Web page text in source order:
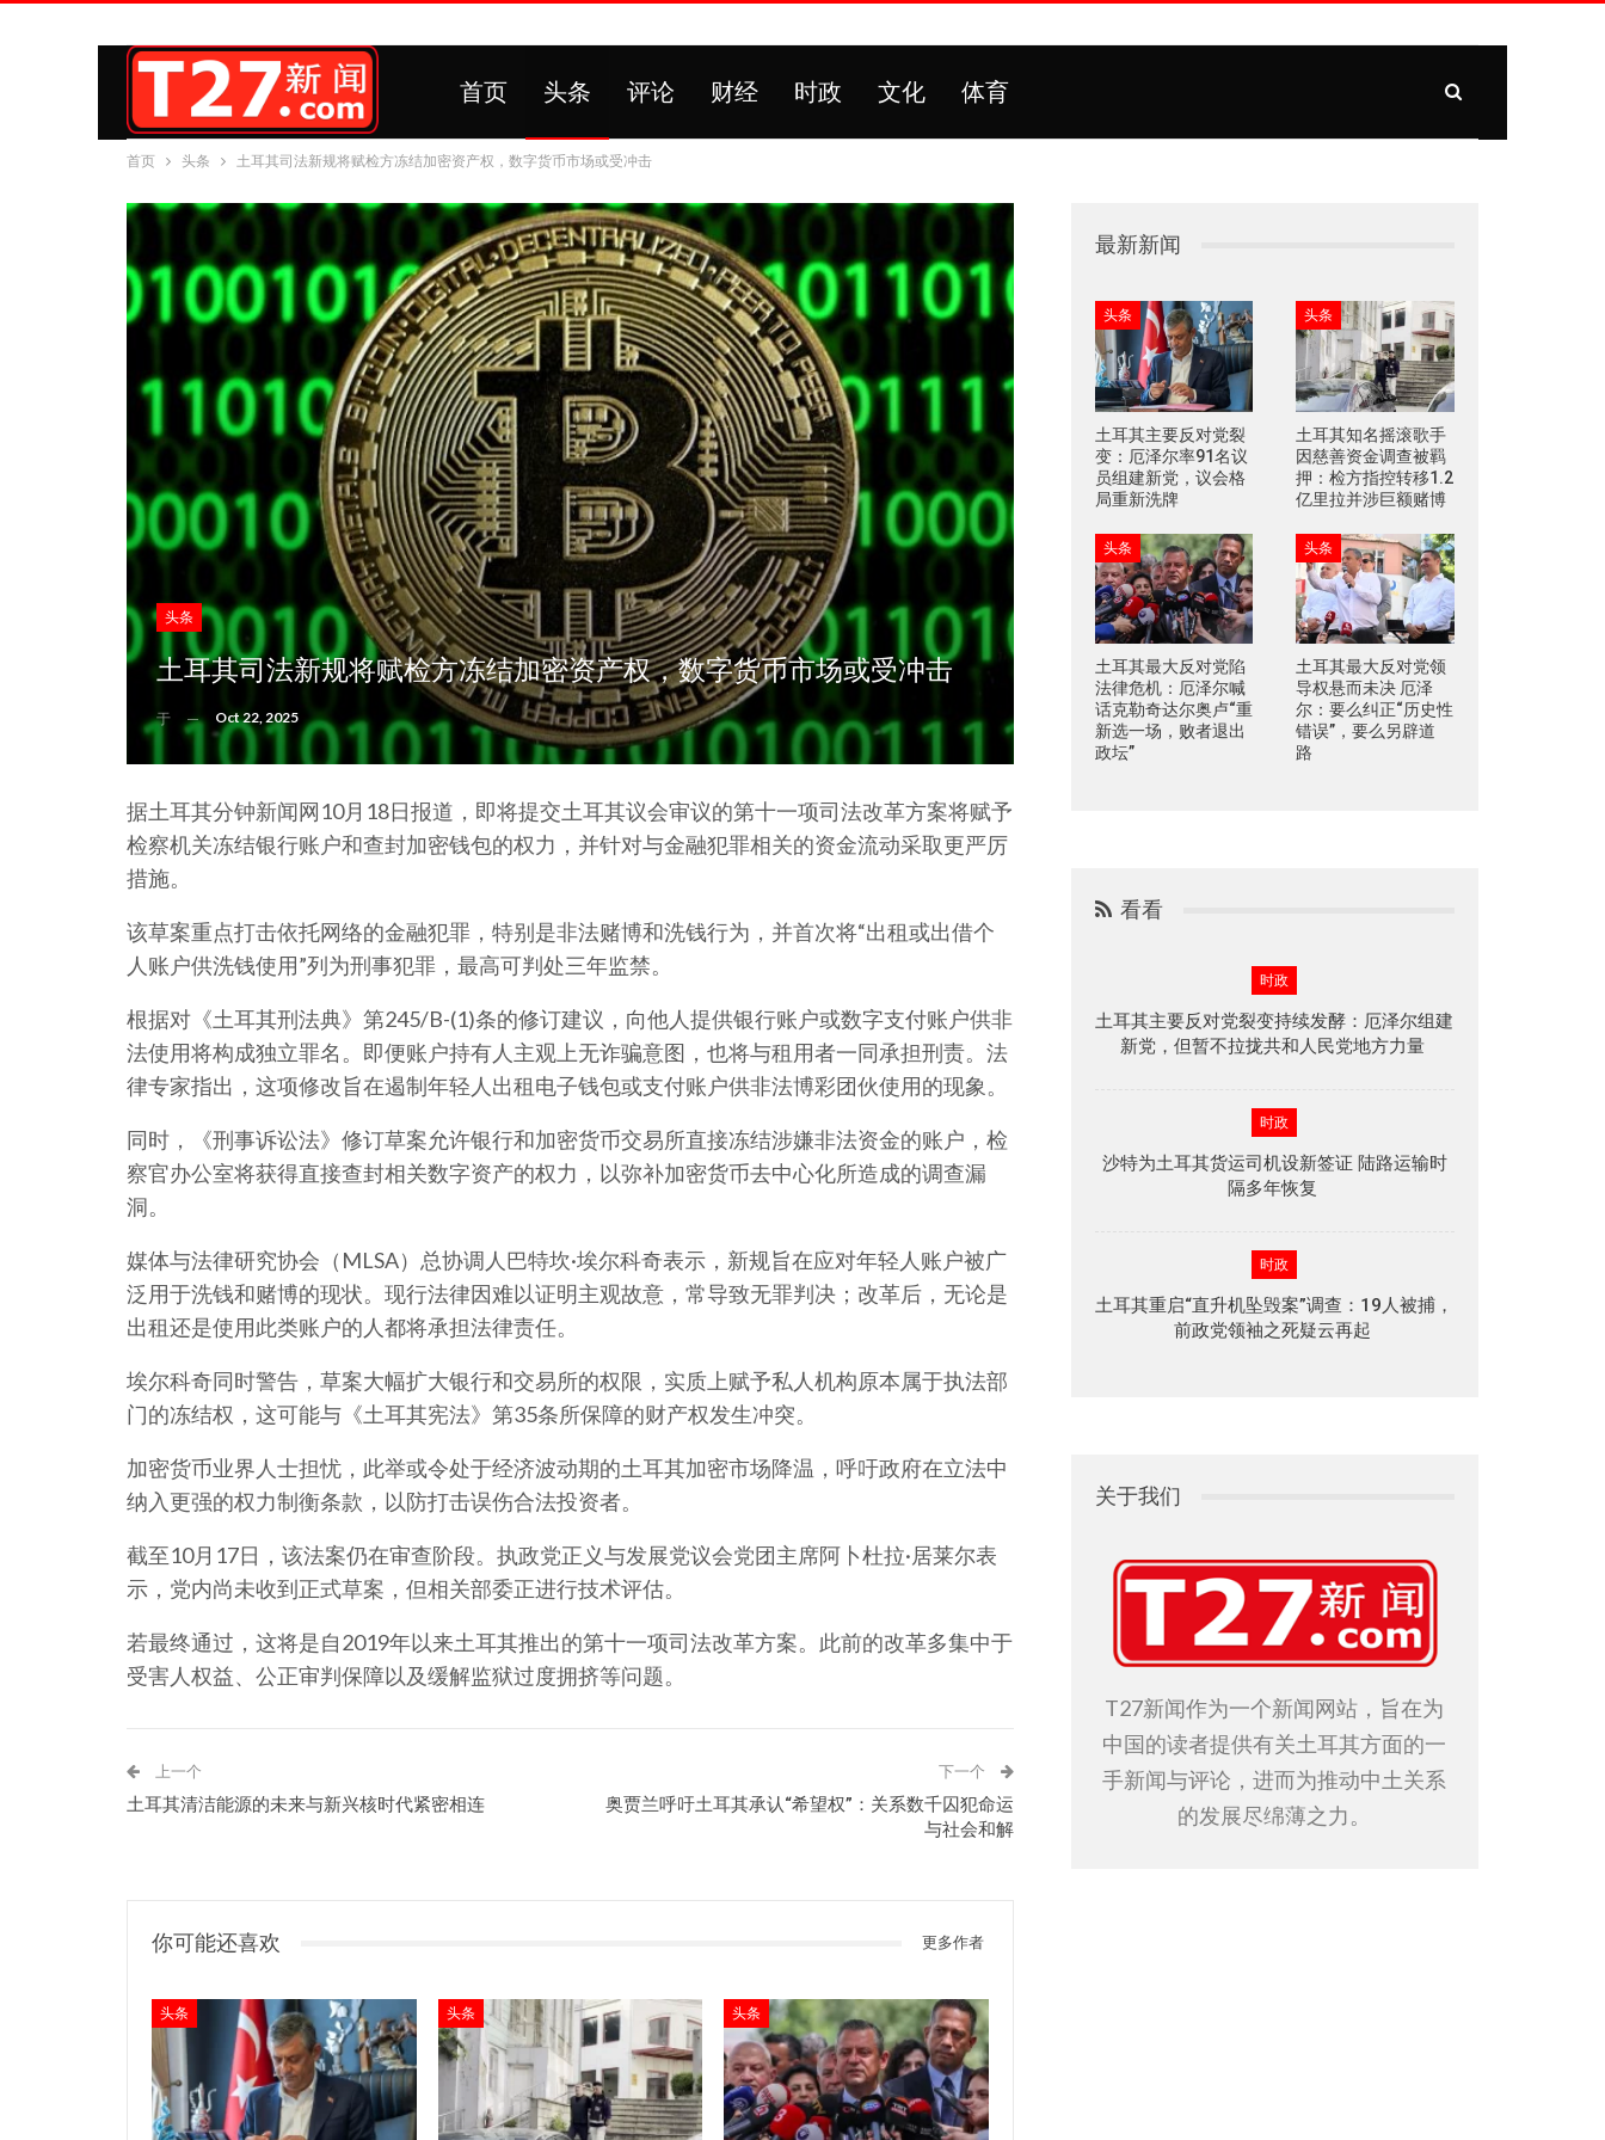
首页 头条 评论 财经 时政 文化 体育
首页 头条 土耳其司法新规将赋检方冻结加密资产权，数字货币市场或受冲击
头条
土耳其司法新规将赋检方冻结加密资产权，数字货币市场或受冲击
于 Oct 22, 2025
据土耳其分钟新闻网10月18日报道，即将提交土耳其议会审议的第十一项司法改革方案将赋予
检察机关冻结银行账户和查封加密钱包的权力，并针对与金融犯罪相关的资金流动采取更严厉
措施。
该草案重点打击依托网络的金融犯罪，特别是非法赌博和洗钱行为，并首次将“出租或出借个
人账户供洗钱使用”列为刑事犯罪，最高可判处三年监禁。
根据对《土耳其刑法典》第245/B-(1)条的修订建议，向他人提供银行账户或数字支付账户供非
法使用将构成独立罪名。即便账户持有人主观上无诈骗意图，也将与租用者一同承担刑责。法
律专家指出，这项修改旨在遏制年轻人出租电子钱包或支付账户供非法博彩团伙使用的现象。
同时，《刑事诉讼法》修订草案允许银行和加密货币交易所直接冻结涉嫌非法资金的账户，检
察官办公室将获得直接查封相关数字资产的权力，以弥补加密货币去中心化所造成的调查漏
洞。
媒体与法律研究协会（MLSA）总协调人巴特坎·埃尔科奇表示，新规旨在应对年轻人账户被广
泛用于洗钱和赌博的现状。现行法律因难以证明主观故意，常导致无罪判决；改革后，无论是
出租还是使用此类账户的人都将承担法律责任。
埃尔科奇同时警告，草案大幅扩大银行和交易所的权限，实质上赋予私人机构原本属于执法部
门的冻结权，这可能与《土耳其宪法》第35条所保障的财产权发生冲突。
加密货币业界人士担忧，此举或令处于经济波动期的土耳其加密市场降温，呼吁政府在立法中
纳入更强的权力制衡条款，以防打击误伤合法投资者。
截至10月17日，该法案仍在审查阶段。执政党正义与发展党议会党团主席阿卜杜拉·居莱尔表
示，党内尚未收到正式草案，但相关部委正进行技术评估。
若最终通过，这将是自2019年以来土耳其推出的第十一项司法改革方案。此前的改革多集中于
受害人权益、公正审判保障以及缓解监狱过度拥挤等问题。
上一个
土耳其清洁能源的未来与新兴核时代紧密相连
下一个
奥贾兰呼吁土耳其承认“希望权”：关系数千囚犯命运
与社会和解
你可能还喜欢 更多作者
头条 头条 头条
最新新闻
头条
土耳其主要反对党裂
变：厄泽尔率91名议
员组建新党，议会格
局重新洗牌
头条
土耳其知名摇滚歌手
因慈善资金调查被羁
押：检方指控转移1.2
亿里拉并涉巨额赌博
头条
土耳其最大反对党陷
法律危机：厄泽尔喊
话克勒奇达尔奥卢“重
新选一场，败者退出
政坛”
头条
土耳其最大反对党领
导权悬而未决 厄泽
尔：要么纠正“历史性
错误”，要么另辟道
路
看看
时政
土耳其主要反对党裂变持续发酵：厄泽尔组建
新党，但暂不拉拢共和人民党地方力量
时政
沙特为土耳其货运司机设新签证 陆路运输时
隔多年恢复
时政
土耳其重启“直升机坠毁案”调查：19人被捕，
前政党领袖之死疑云再起
关于我们
T27新闻作为一个新闻网站，旨在为
中国的读者提供有关土耳其方面的一
手新闻与评论，进而为推动中土关系
的发展尽绵薄之力。